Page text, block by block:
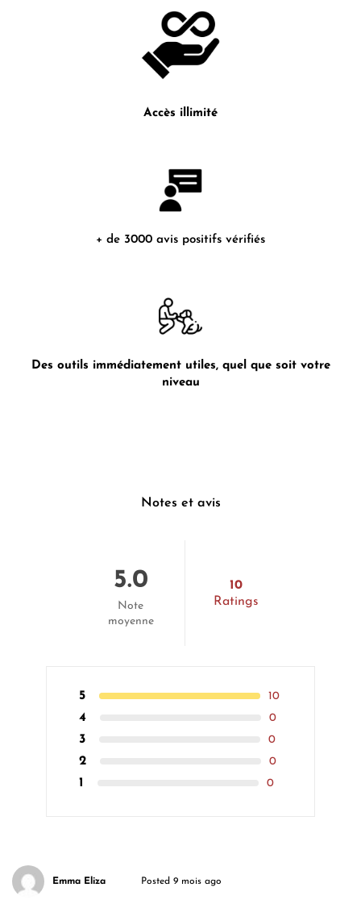
Accès illimité
+ de 3000 avis positifs vérifiés
Des outils immédiatement utiles, quel que soit votre
niveau
Notes et avis
5.0
Note
moyenne
10
Ratings
5 10
4 0
3 0
2 0
1 0
Emma Eliza Posted 9 mois ago